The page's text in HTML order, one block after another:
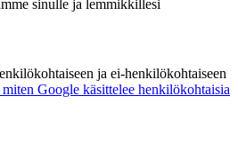
sinulle ja lemmikkillesi
ja ei-henkilökohtaiseen
Google käsittelee henkilökohtaisia